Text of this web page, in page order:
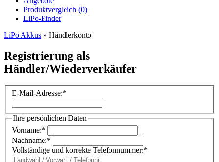
Produktvergleich (0)
LiPo-Finder
LiPo Akkus » Händlerkonto
Registrierung als
Händler/Wiederverkäufer
E-Mail-Adresse:*
Ihre persönlichen Daten
Vorname:*
Nachname:*
Vollständige und korrekte Telefonnummer:*